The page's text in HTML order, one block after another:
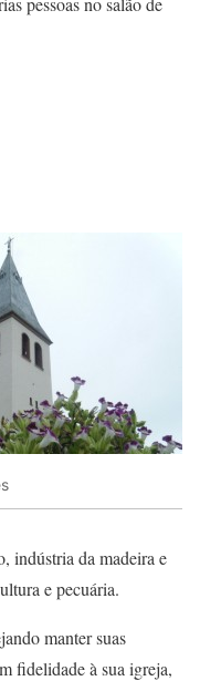
indústria da madeira e
e pecuária.
manter suas
fidelidade à sua igreja,